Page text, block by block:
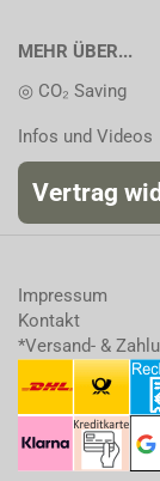
MEHR ÜBER...
◎ CO₂ Saving
Infos und Videos
Vertrag
Impressum
Kontakt
*Versand- &